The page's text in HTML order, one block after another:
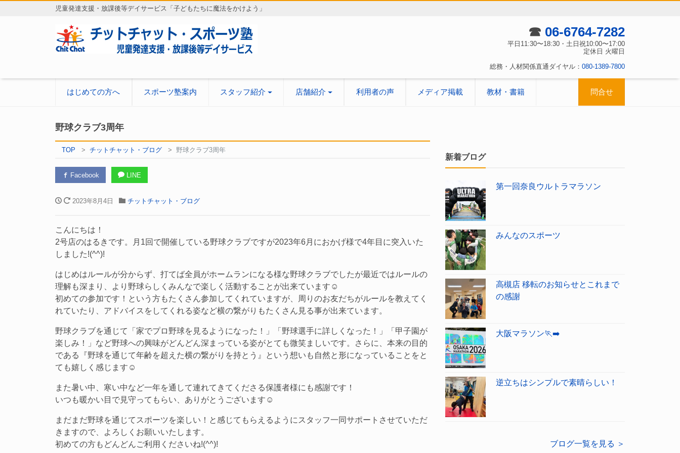
児童発達支援・放課後等デイサービス「子どもたちに魔法をかけよう」
☎ 06-6764-7282
平日11:30〜18:30・土日祝10:00〜17:00
定休日 火曜日
総務・人材関係直通ダイヤル： 080-1389-7800
はじめての方へ スポーツ塾案内 スタッフ紹介 店舗紹介 利用者の声 メディア掲載 教材・書籍 問合せ
野球クラブ3周年
TOP チットチャット・ブログ 野球クラブ3周年
Facebook LINE
2023年8月4日 チットチャット・ブログ
こんにちは！
2号店のはるきです。月1回で開催している野球クラブですが2023年6月におかげ様で4年目に突入いた
しました!(^^)!
はじめはルールが分からず、打てば全員がホームランになる様な野球クラブでしたが最近ではルールの
理解も深まり、より野球らしくみんなで楽しく活動することが出来ています☺
初めての参加です！という方もたくさん参加してくれていますが、周りのお友だちがルールを教えてく
れていたり、アドバイスをしてくれる姿など横の繋がりもたくさん見る事が出来ています。
野球クラブを通じて「家でプロ野球を見るようになった！」「野球選手に詳しくなった！」「甲子園が
楽しみ！」など野球への興味がどんどん深まっている姿がとても微笑ましいです。さらに、本来の目的
である『野球を通じて年齢を超えた横の繋がりを持とう』という想いも自然と形になっていることをと
ても嬉しく感じます☺
また暑い中、寒い中など一年を通して連れてきてくださる保護者様にも感謝です！
いつも暖かい目で見守ってもらい、ありがとうございます☺
まだまだ野球を通じてスポーツを楽しい！と感じてもらえるようにスタッフ一同サポートさせていただ
きますので、よろしくお願いいたします。
初めての方もどんどんご利用くださいね!(^^)!
新着ブログ
第一回奈良ウルトラマラソン
みんなのスポーツ
高槻店 移転のお知らせとこれまで
の感謝
大阪マラソン🏃‍➡️
逆立ちはシンプルで素晴らしい！
ブログ一覧を見る ＞